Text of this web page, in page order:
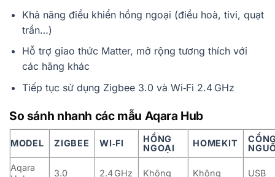
Khả năng điều khiển hồng ngoại (điều hoà, tivi, quạt
trần…)
Hỗ trợ giao thức Matter, mở rộng tương thích với
các hãng khác
Tiếp tục sử dụng Zigbee 3.0 và Wi‑Fi 2.4 GHz
So sánh nhanh các mẫu Aqara Hub
MODEL ZIGBEE WI‑FI
HỒNG
NGOẠI
HOMEKIT
Aqara
3.0 2.4 GHz Không Không USB